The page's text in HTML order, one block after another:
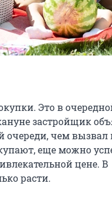
Это в
застройщик
очереди, чем вызвал
еще можно
цене. В
расти.